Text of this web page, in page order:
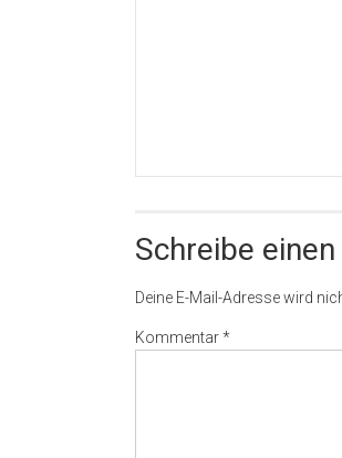
Schreibe
Deine E-Mail-Adresse wird
Kommentar*